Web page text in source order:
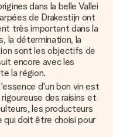
dans la belle Vallei
de Drakestijn ont
très important dans la
la détermination, la
sont les objectifs de
encore avec les
la région.
d'un bon vin est
des raisins et
les producteurs
doit être choisi pour